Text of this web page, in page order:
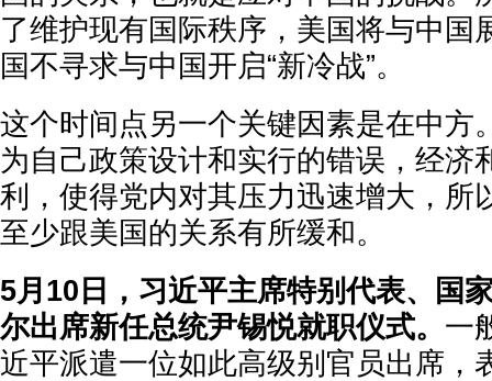
了维护现有国际秩序，美国将与中国
国不寻求与中国开启“新冷战”。
这个时间点另一个关键因素是在中方
为自己政策设计和实行的错误，经济
利，使得党内对其压力迅速增大，所
至少跟美国的关系有所缓和。
5月10日，习近平主席特别代表、国
尔出席新任总统尹锡悦就职仪式。 一
近平派遣一位如此高级别官员出席，